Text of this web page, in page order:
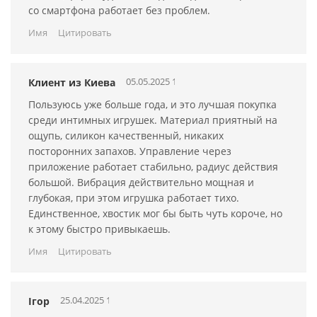
самой жаркой прелюдией с партнером. Также с Lovense
прогулку, в кафе, ресторан, клуб, девушка вводит в себя
тихий!
Виброяйцо управляется с помощью смартфона и в
"ручном" режиме.
Для управления с помощью смартфонанеобходимо
скачать бесплатное приложение Lovense Remote. В этом
случае количество режимов не ограничено! Lovense Lush 2
откликается на голос/звуки, может проигрывать любимый
трек. Вы можете "рисовать" собственные режимы
Также Вам будет доступна пользовательская база самых
может быть за тысячи километров), ему нужно будет
со смартфона работает без проблем.
Имя Цитировать
Клиент из Киева 05.05.2025 16:10:49
Пользуюсь уже больше года, и это лучшая покупка
среди интимных игрушек. Материал приятный на
ощупь, силикон качественный, никаких
посторонних запахов. Управление через
приложение работает стабильно, радиус действия
большой. Вибрация действительно мощная и
глубокая, при этом игрушка работает тихо.
Единственное, хвостик мог бы быть чуть короче, но
к этому быстро привыкаешь.
Имя Цитировать
Ігор 25.04.2025 16:10:48